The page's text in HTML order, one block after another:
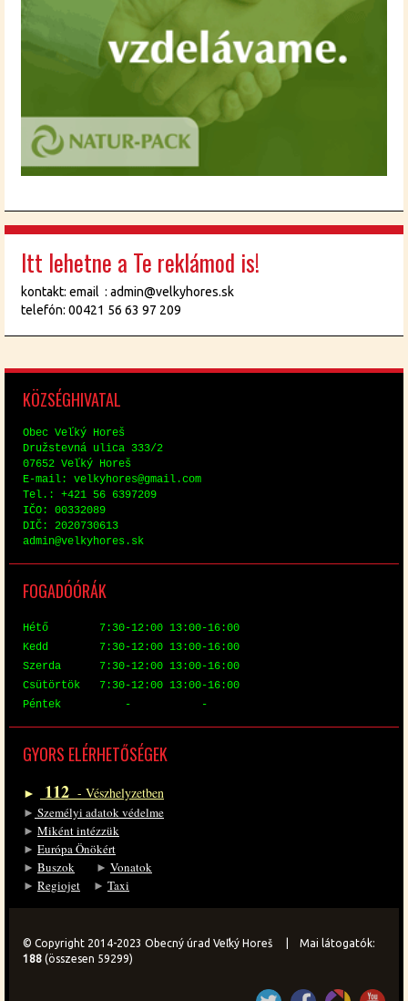
Itt lehetne a Te reklámod is!
kontakt: email : admin@velkyhores.sk
telefón: 00421 56 63 97 209
KÖZ­SÉG­HI­VA­TAL
Obec Veľký Horeš
Družstev­ná uli­ca 333/2
07652 Veľký Horeš
E-mail: vel­ky­hores@​gmail.​com
Tel.: +421 56 6397209
IČO: 00332089
DIČ: 2020730613
ad­min@​vel​kyho​res.​sk
FO­GA­DÓ­ÓRÁK
Hé­tő 7:30-12:00 13:00-16:00
Kedd 7:30-12:00 13:00-16:00
Szer­da 7:30-12:00 13:00-16:00
Csü­tör­tök 7:30-12:00 13:00-16:00
Pén­tek - -
GYORS EL­ÉR­HE­TŐ­SÉ­GEK
► 112 - Vész­hely­zet­ben
► Sze­mé­lyi ada­tok vé­del­me
► Mi­ként in­téz­zük
► Eu­ró­pa Önö­kért
► Bu­szok ► Vo­na­tok
► Re­gi­o­jet ► Ta­xi
© Copyright 2014-2023 Obecný úrad Veľký Horeš | Mai látogatók:
188 (összesen 59299)